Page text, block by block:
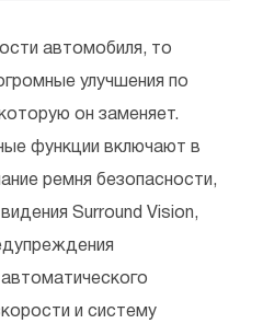
автомобиля, то
улучшения по
он заменяет.
функции включают в
ремня безопасности,
Surround Vision,
и систему